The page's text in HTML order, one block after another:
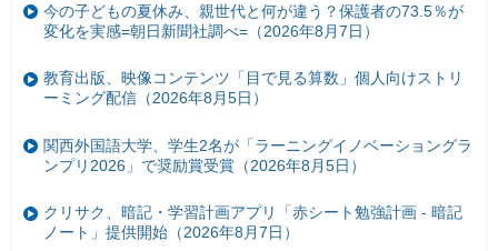
今の子どもの夏休み、親世代と何が違う？保護者の73.5％が
変化を実感=朝日新聞社調べ=（2026年8月7日）
教育出版、映像コンテンツ「目で見る算数」個人向けストリ
ーミング配信（2026年8月5日）
関西外国語大学、学生2名が「ラーニングイノベーショングラ
ンプリ2026」で奨励賞受賞（2026年8月5日）
クリサク、暗記・学習計画アプリ「赤シート勉強計画 - 暗記
ノート」提供開始（2026年8月7日）